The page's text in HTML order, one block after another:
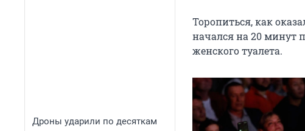
Дроны ударили по десяткам
Торопиться, как
начался на 20 минут
женского туалета.